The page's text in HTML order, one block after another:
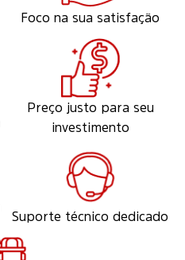
Foco na sua satisfação
Preço justo para seu
investimento
Suporte técnico dedicado